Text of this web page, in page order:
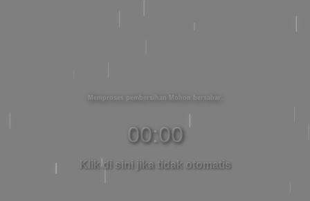
Memproses pembersihan Mohon bersabar
00:00
Klik di sini jika tidak otomatis